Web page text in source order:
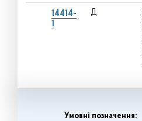
14414-
1
Д
Умовні позначення: